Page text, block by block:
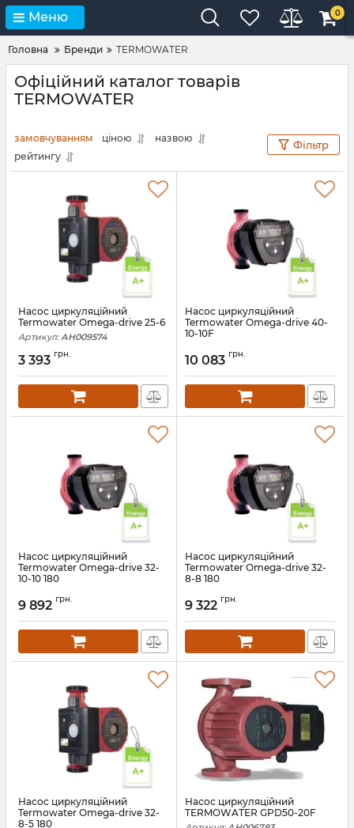
Меню 0
Головна Бренди TERMOWATER
Офіційний каталог товарів
TERMOWATER
замовчуванням ціною
назвою
рейтингу
Фільтр
Насос циркуляційний
Termowater Omega-drive 25-6
Артикул: АН009574
3 393 грн.
Насос циркуляційний
Termowater Omega-drive 40-
10-10F
10 083 грн.
Насос циркуляційний
Termowater Omega-drive 32-
10-10 180
9 892 грн.
Насос циркуляційний
Termowater Omega-drive 32-
8-8 180
9 322 грн.
Насос циркуляційний
Termowater Omega-drive 32-
8-5 180
Насос циркуляційний
TERMOWATER GPD50-20F